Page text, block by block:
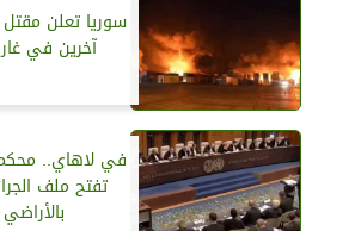
آخرين في
في لاهاي..
تفتح ملف